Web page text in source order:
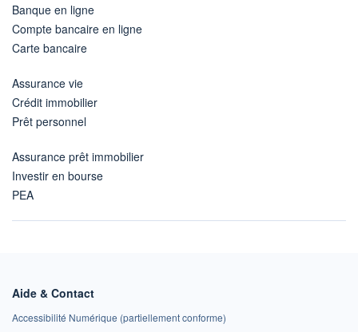
Banque en ligne
Compte bancaire en ligne
Carte bancaire
Assurance vie
Crédit immobilier
Prêt personnel
Assurance prêt immobilier
Investir en bourse
PEA
Aide & Contact
Accessibilité Numérique (partiellement conforme)